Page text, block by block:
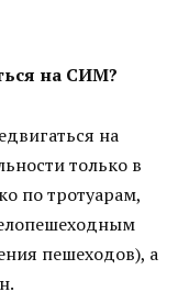
на СИМ?
на
только в
по тротуарам,
пешеходов), а